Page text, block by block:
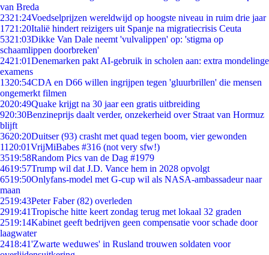
van Breda
2321:24Voedselprijzen wereldwijd op hoogste niveau in ruim drie jaar
1721:20Italië hindert reizigers uit Spanje na migratiecrisis Ceuta
5321:03Dikke Van Dale neemt 'vulvalippen' op: 'stigma op
schaamlippen doorbreken'
2421:01Denemarken pakt AI-gebruik in scholen aan: extra mondelinge
examens
1320:54CDA en D66 willen ingrijpen tegen 'gluurbrillen' die mensen
ongemerkt filmen
2020:49Quake krijgt na 30 jaar een gratis uitbreiding
920:30Benzineprijs daalt verder, onzekerheid over Straat van Hormuz
blijft
3620:20Duitser (93) crasht met quad tegen boom, vier gewonden
11 20:01VrijMiBabes #316 (not very sfw!)
3519:58Random Pics van de Dag #1979
4619:57Trump wil dat J.D. Vance hem in 2028 opvolgt
6519:50Onlyfans-model met G-cup wil als NASA-ambassadeur naar
maan
2519:43Peter Faber (82) overleden
2919:41Tropische hitte keert zondag terug met lokaal 32 graden
2519:14Kabinet geeft bedrijven geen compensatie voor schade door
laagwater
2418:41'Zwarte weduwes' in Rusland trouwen soldaten voor